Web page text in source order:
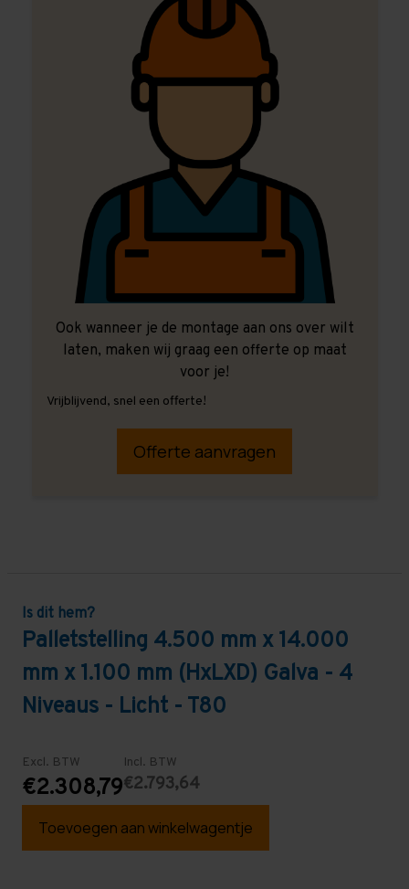
Ook wanneer je de montage aan ons over wilt
laten, maken wij graag een offerte op maat
voor je!
Vrijblijvend, snel een offerte!
Offerte aanvragen
Is dit hem?
Palletstelling 4.500 mm x 14.000
mm x 1.100 mm (HxLXD) Galva - 4
Niveaus - Licht - T80
Excl. BTW
€2.308,79
Incl. BTW
€2.793,64
Toevoegen aan winkelwagentje